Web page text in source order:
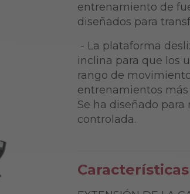
entrenamiento de
diseñados para
- La plataforma
inclina para que los
rango de
entrenamientos
Se ha diseñado
controlada.
Características